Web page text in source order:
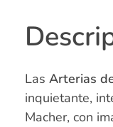
Las Arterias
inquietante,
Macher, con